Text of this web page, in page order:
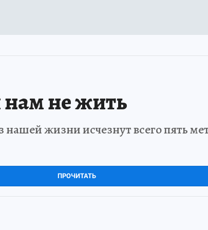
не жить
жизни исчезнут всего пять
ПРОЧИТАТЬ